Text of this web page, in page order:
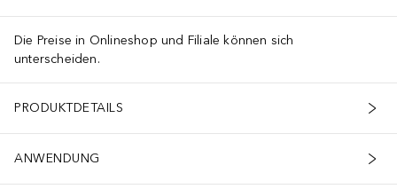
Die Preise in Onlineshop und Filiale können sich
unterscheiden.
PRODUKTDETAILS
ANWENDUNG